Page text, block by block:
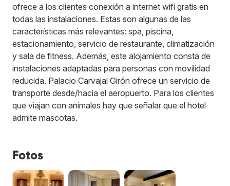
ofrece a los clientes conexión a internet wifi gratis en
todas las instalaciones. Estas son algunas de las
características más relevantes: spa, piscina,
estacionamiento, servicio de restaurante, climatización
y sala de fitness. Además, este alojamiento consta de
instalaciones adaptadas para personas con movilidad
reducida. Palacio Carvajal Girón ofrece un servicio de
transporte desde/hacia el aeropuerto. Para los clientes
que viajan con animales hay que señalar que el hotel
admite mascotas.
Fotos